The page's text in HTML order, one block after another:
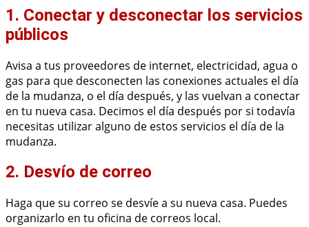
1. Conectar y desconectar los servicios
públicos
Avisa a tus proveedores de internet, electricidad, agua o
gas para que desconecten las conexiones actuales el día
de la mudanza, o el día después, y las vuelvan a conectar
en tu nueva casa. Decimos el día después por si todavía
necesitas utilizar alguno de estos servicios el día de la
mudanza.
2. Desvío de correo
Haga que su correo se desvíe a su nueva casa. Puedes
organizarlo en tu oficina de correos local.